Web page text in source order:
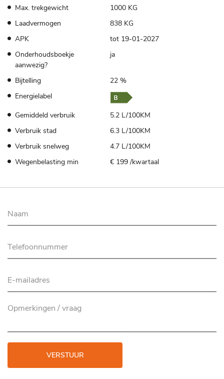
Max. trekgewicht
1000 KG
Laadvermogen
838 KG
APK
tot 19-01-2027
Onderhoudsboekje
aanwezig?
ja
Bijtelling
22 %
Energielabel
Gemiddeld verbruik
5.2 L/100KM
Verbruik stad
6.3 L/100KM
Verbruik snelweg
4.7 L/100KM
Wegenbelasting min
€ 199 /kwartaal
VERSTUUR